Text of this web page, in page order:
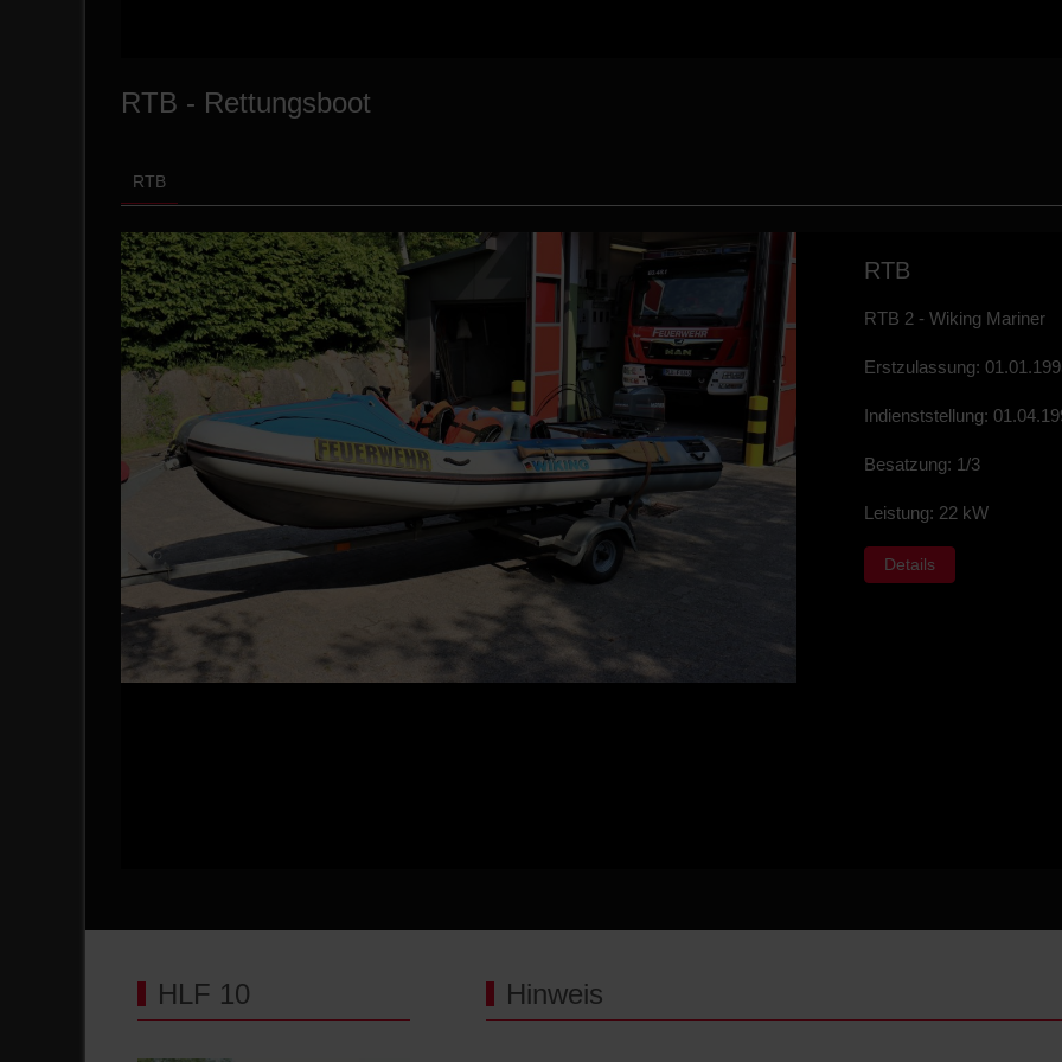
RTB - Rettungsboot
RTB
RTB
RTB 2 - Wiking Mariner
Erstzulassung:
Indienststellung:
Besatzung: 1/3
Leistung: 22 kW
Details
HLF 10 Hinweis